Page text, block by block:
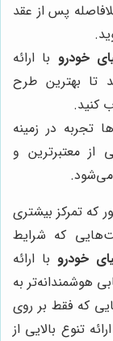
پس از عقد
خودرو با ارائه
تا بهترین طرح
کنید.
تجربه در زمینه
از معتبرترین و
می‌شود.
که تمرکز بیشتری
که شرایط
خودروبا ارائه
هوشمندانه‌تر به
که فقط بر روی
تنوع بالایی از